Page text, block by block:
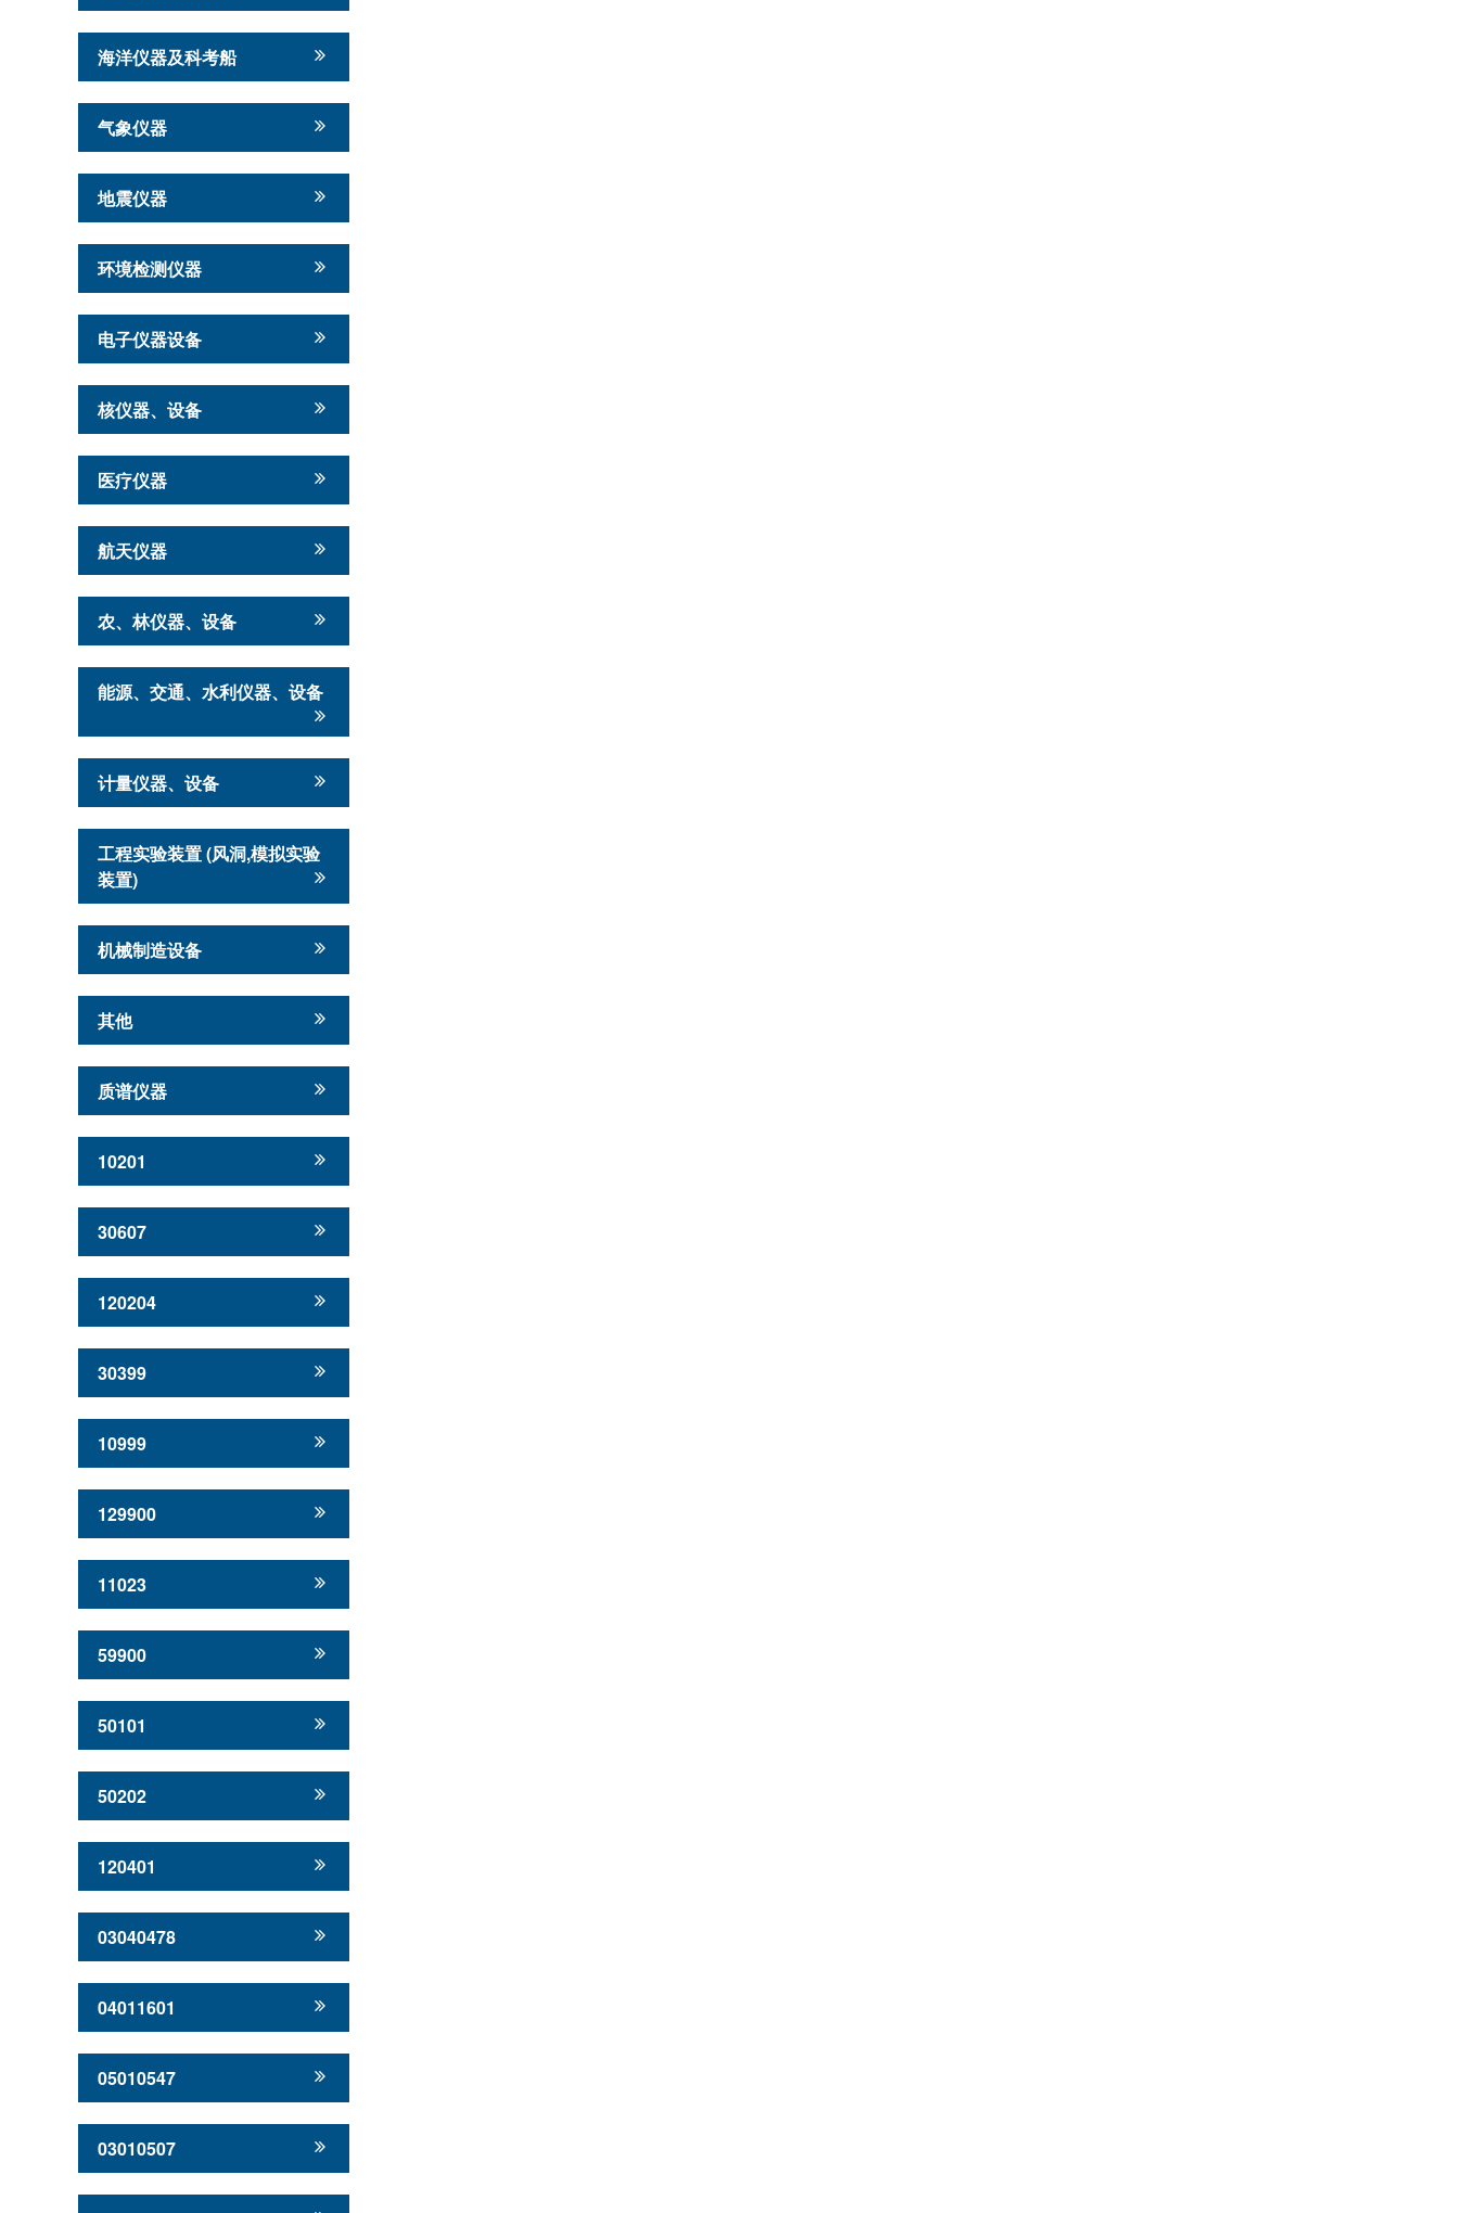
海洋仪器及科考船
气象仪器
地震仪器
环境检测仪器
电子仪器设备
核仪器、设备
医疗仪器
航天仪器
农、林仪器、设备
能源、交通、水利仪器、设备
计量仪器、设备
工程实验装置 (风洞,模拟实验
装置)
机械制造设备
其他
质谱仪器
10201
30607
120204
30399
10999
129900
11023
59900
50101
50202
120401
03040478
04011601
05010547
03010507